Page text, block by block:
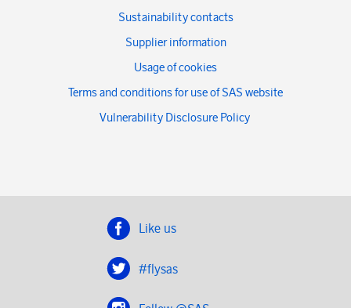
Sustainability contacts
Supplier information
Usage of cookies
Terms and conditions for use of SAS website
Vulnerability Disclosure Policy
Like us
#flysas